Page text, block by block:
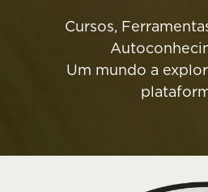
Cursos,
Um mundo a